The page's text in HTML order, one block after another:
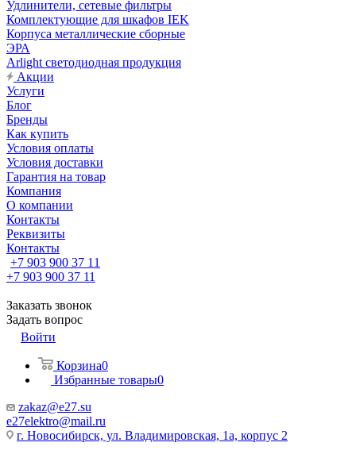
Удлинители, сетевые фильтры
Комплектующие для шкафов IEK
Корпуса металлические сборные
ЭРА
Arlight светодиодная продукция
Акции
Услуги
Блог
Бренды
Как купить
Условия оплаты
Условия доставки
Гарантия на товар
Компания
О компании
Контакты
Реквизиты
Контакты
+7 903 900 37 11
+7 903 900 37 11
Заказать звонок
Задать вопрос
Войти
Корзина0
Избранные товары0
zakaz@e27.su
e27elektro@mail.ru
г. Новосибирск, ул. Владимировская, 1а, корпус 2